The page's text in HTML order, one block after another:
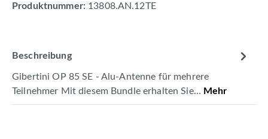
Produktnummer: 13808.AN.12TE
Beschreibung
Gibertini OP 85 SE - Alu-Antenne für mehrere
Teilnehmer Mit diesem Bundle erhalten Sie… Mehr